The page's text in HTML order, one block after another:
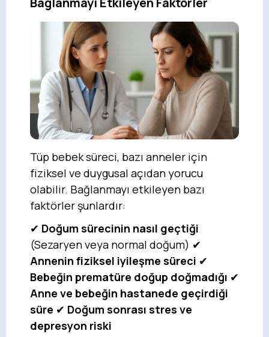
Tüp bebek süreci, bazı anneler için
fiziksel ve duygusal açıdan yorucu
olabilir. Bağlanmayı etkileyen bazı
faktörler şunlardır:
✔ Doğum sürecinin nasıl geçtiği
(Sezaryen veya normal doğum) ✔
Annenin fiziksel iyileşme süreci ✔
Bebeğin prematüre doğup doğmadığı ✔
Anne ve bebeğin hastanede geçirdiği
süre ✔ Doğum sonrası stres ve
depresyon riski